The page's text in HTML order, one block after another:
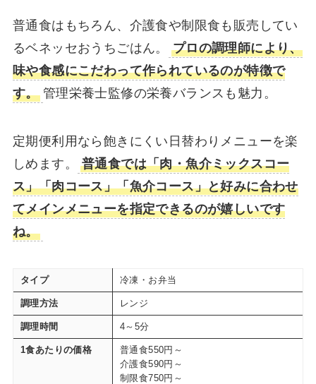
普通食はもちろん、介護食や制限食も販売してい
るベネッセおうちごはん。
プロの調理師により、
味や食感にこだわって作られているのが特徴で
す。 管理栄養士監修の栄養バランスも魅力。
定期便利用なら飽きにくい日替わりメニューを楽
しめます。
普通食では「肉・魚介ミックスコー
ス」「肉コース」「魚介コース」と好みに合わせ
てメインメニューを指定できるのが嬉しいです
ね。
タイプ 冷凍・お弁当
調理方法 レンジ
調理時間 4～5分
1食あたりの価格
普通食550円～
介護食590円～
制限食750円～